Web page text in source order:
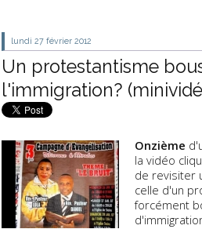
lundi 27 février 2012
Un protestantisme
l'immigration?
Onzième
la vidéo
de revisiter
celle d'un
forcément